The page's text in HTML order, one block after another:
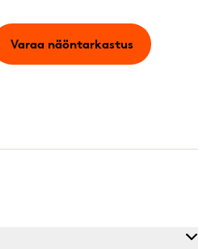
Varaa näöntarkastus